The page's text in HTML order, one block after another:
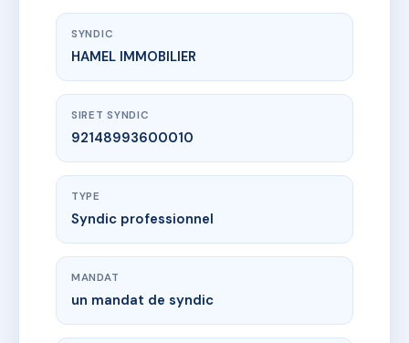
SYNDIC
HAMEL IMMOBILIER
SIRET SYNDIC
92148993600010
TYPE
Syndic professionnel
MANDAT
un mandat de syndic